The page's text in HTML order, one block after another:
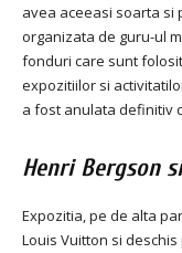
avea aceeasi soarta si
organizata de guru-ul
fonduri care sunt
expozitiilor si
a fost anulata definitiv
Henri Bergson
Expozitia, pe de alta
Louis Vuitton si deschis